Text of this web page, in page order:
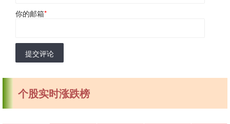
你的邮箱*
提交评论
个股实时涨跌榜